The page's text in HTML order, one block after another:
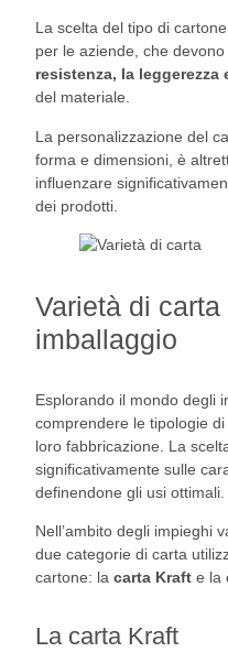
La scelta del tipo di
per le aziende, che
resistenza, la
del materiale.
La personalizzazione del
forma e dimensioni, è
influenzare
dei prodotti.
Varietà di
imballaggio
Esplorando il mondo degli
comprendere le tipologie
loro fabbricazione. La
significativamente sulle
definendone gli usi ottimali.
Nell’ambito degli impieghi
due categorie di carta
cartone: lacarta Kraft e la
La carta Kraft